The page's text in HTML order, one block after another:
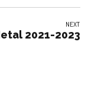
NEXT
2021-2023